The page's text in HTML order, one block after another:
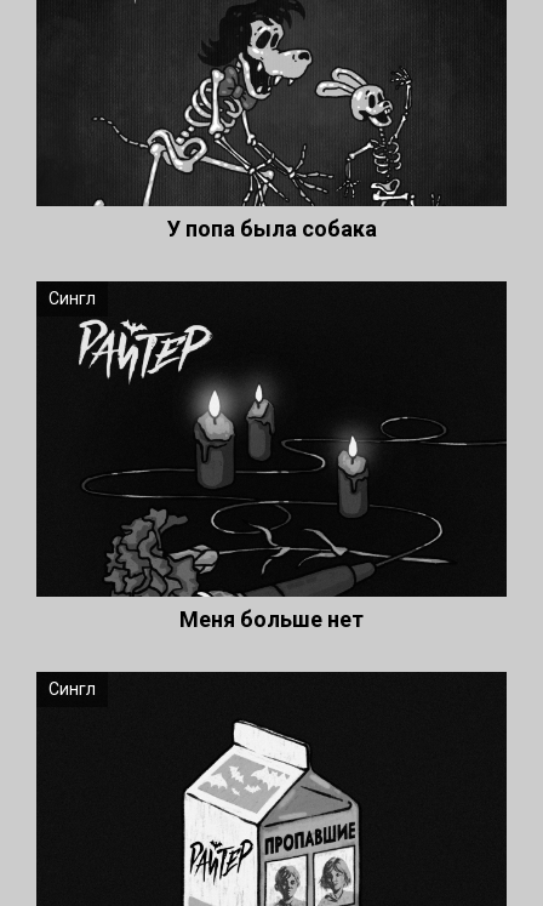
У попа была собака
Сингл
Меня больше нет
Сингл